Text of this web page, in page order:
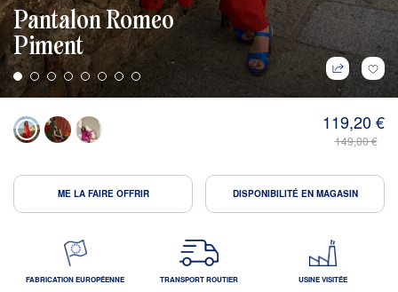
Pantalon Romeo
Piment
149,00 €
119,20 €
ME LA FAIRE OFFRIR DISPONIBILITÉ EN MAGASIN
FABRICATION EUROPÉENNE TRANSPORT ROUTIER USINE VISITÉE